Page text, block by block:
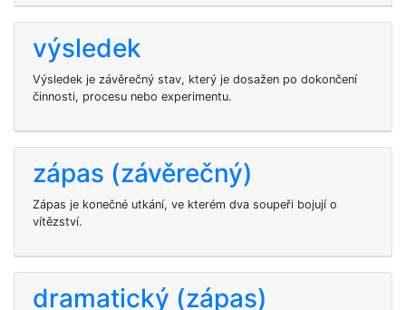
výsledek
Výsledek je závěrečný stav, který je dosažen po dokončení
činnosti, procesu nebo experimentu.
zápas (závěrečný)
Zápas je konečné utkání, ve kterém dva soupeři bojují o
vítězství.
dramatický (zápas)